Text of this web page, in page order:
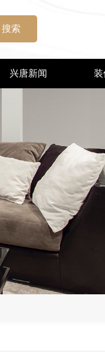
搜索
兴唐新闻 装